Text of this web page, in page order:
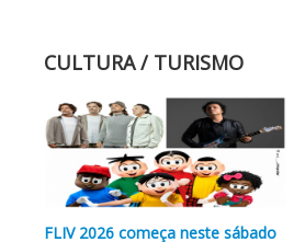
CULTURA / TURISMO
FLIV 2026 começa neste sábado